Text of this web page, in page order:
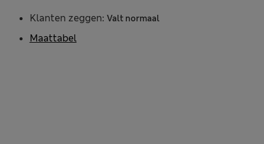
Klanten zeggen: Valt normaal
Maattabel